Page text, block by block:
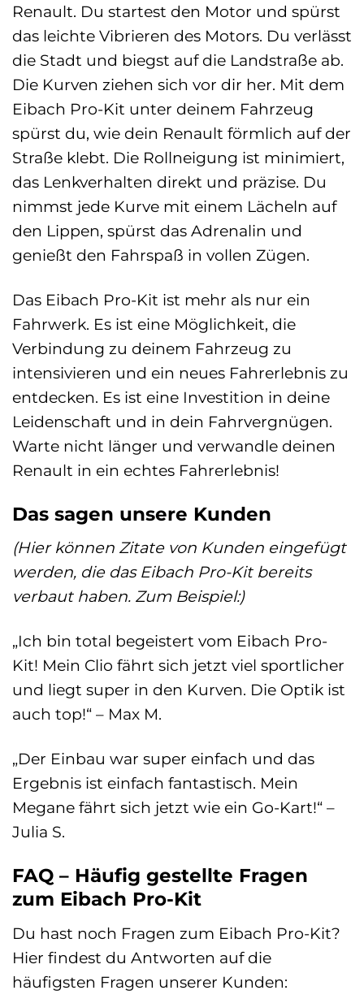
Renault. Du startest den Motor und spürst
das leichte Vibrieren des Motors. Du verlässt
die Stadt und biegst auf die Landstraße ab.
Die Kurven ziehen sich vor dir her. Mit dem
Eibach Pro-Kit unter deinem Fahrzeug
spürst du, wie dein Renault förmlich auf der
Straße klebt. Die Rollneigung ist minimiert,
das Lenkverhalten direkt und präzise. Du
nimmst jede Kurve mit einem Lächeln auf
den Lippen, spürst das Adrenalin und
genießt den Fahrspaß in vollen Zügen.
Das Eibach Pro-Kit ist mehr als nur ein
Fahrwerk. Es ist eine Möglichkeit, die
Verbindung zu deinem Fahrzeug zu
intensivieren und ein neues Fahrerlebnis zu
entdecken. Es ist eine Investition in deine
Leidenschaft und in dein Fahrvergnügen.
Warte nicht länger und verwandle deinen
Renault in ein echtes Fahrerlebnis!
Das sagen unsere Kunden
(Hier können Zitate von Kunden eingefügt
werden, die das Eibach Pro-Kit bereits
verbaut haben. Zum Beispiel:)
„Ich bin total begeistert vom Eibach Pro-
Kit! Mein Clio fährt sich jetzt viel sportlicher
und liegt super in den Kurven. Die Optik ist
auch top!“ – Max M.
„Der Einbau war super einfach und das
Ergebnis ist einfach fantastisch. Mein
Megane fährt sich jetzt wie ein Go-Kart!“ –
Julia S.
FAQ – Häufig gestellte Fragen
zum Eibach Pro-Kit
Du hast noch Fragen zum Eibach Pro-Kit?
Hier findest du Antworten auf die
häufigsten Fragen unserer Kunden: